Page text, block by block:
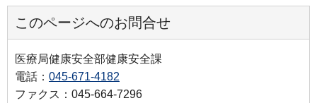
このページへのお問合せ
医療局健康安全部健康安全課
電話： 045-671-4182
ファクス：045-664-7296